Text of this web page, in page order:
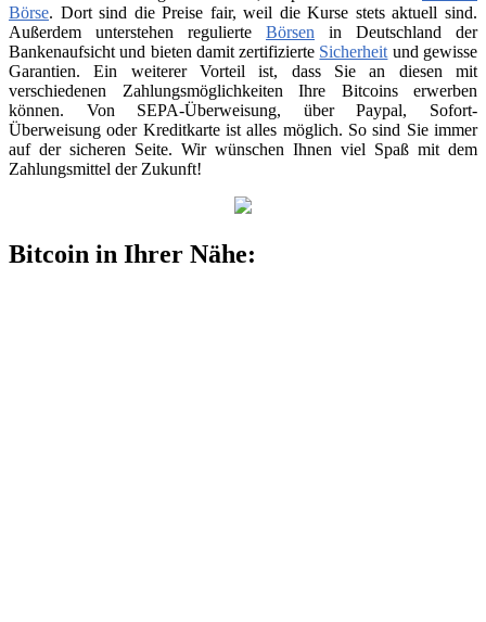
Börse. Dort sind die Preise fair, weil die Kurse stets aktuell sind.
Außerdem unterstehen regulierte Börsen in Deutschland der
Bankenaufsicht und bieten damit zertifizierte Sicherheit und gewisse
Garantien. Ein weiterer Vorteil ist, dass Sie an diesen mit
verschiedenen Zahlungsmöglichkeiten Ihre Bitcoins erwerben
können. Von SEPA-Überweisung, über Paypal, Sofort-
Überweisung oder Kreditkarte ist alles möglich. So sind Sie immer
auf der sicheren Seite. Wir wünschen Ihnen viel Spaß mit dem
Zahlungsmittel der Zukunft!
Bitcoin in Ihrer Nähe: